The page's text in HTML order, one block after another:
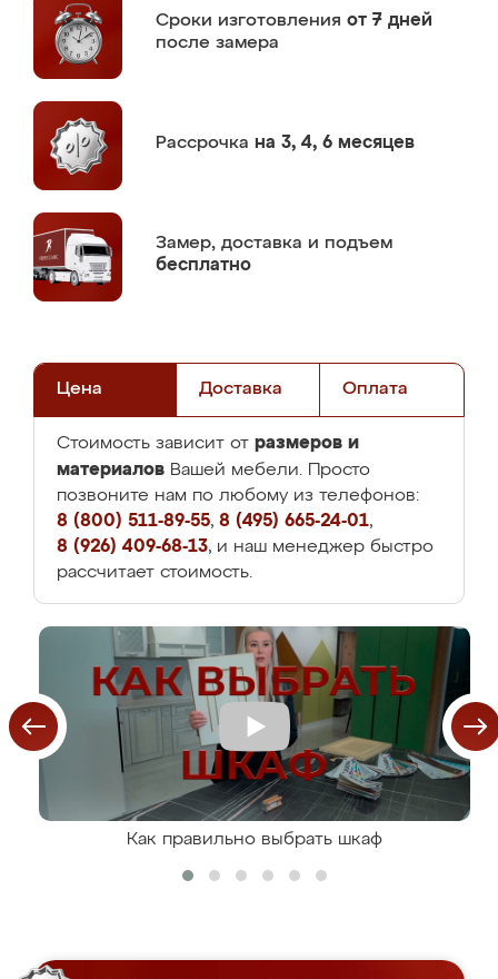
Сроки изготовления от 7 дней
после замера
Рассрочка на 3, 4, 6 месяцев
Замер, доставка и подъем
бесплатно
Цена Доставка Оплата
Стоимость зависит от размеров и
материалов Вашей мебели. Просто
позвоните нам по любому из телефонов:
8 (800) 511-89-55, 8 (495) 665-24-01,
8 (926) 409-68-13, и наш менеджер быстро
рассчитает стоимость.
Как правильно выбрать шкаф